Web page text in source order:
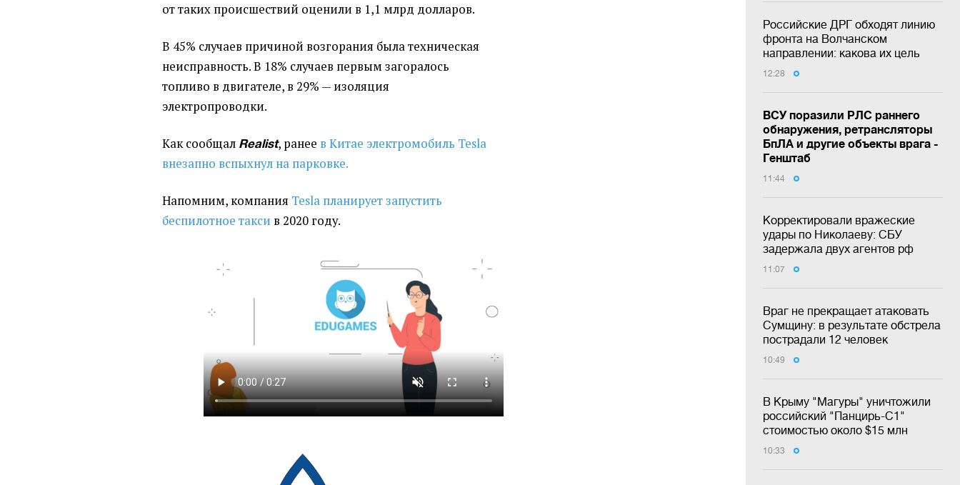
Российские ДРГ обходят линию
фронта на Волчанском
направлении: какова их цель
12:28
ВСУ поразили РЛС раннего
обнаружения, ретрансляторы
БпЛА и другие объекты врага -
Генштаб
11:44
Корректировали вражеские
удары по Николаеву: СБУ
задержала двух агентов рф
11:07
Враг не прекращает атаковать
Сумщину: в результате обстрела
пострадали 12 человек
10:49
В Крыму "Магуры" уничтожили
российский "Панцирь-С1"
стоимостью около $15 млн
10:33
от таких происшествий оценили в 1,1 млрд долларов.
В 45% случаев причиной возгорания была техническая
неисправность. В 18% случаев первым загоралось
топливо в двигателе, в 29% — изоляция
электропроводки.
Как сообщал Realist, ранее в Китае электромобиль Tesla
внезапно вспыхнул на парковке.
Напомним, компания Tesla планирует запустить
беспилотное такси в 2020 году.